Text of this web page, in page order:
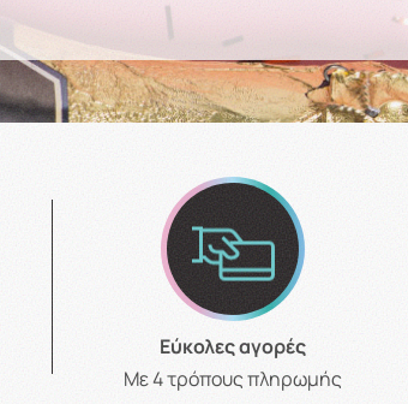
Εύκολες αγορές
Με 4 τρόπους πληρωμής